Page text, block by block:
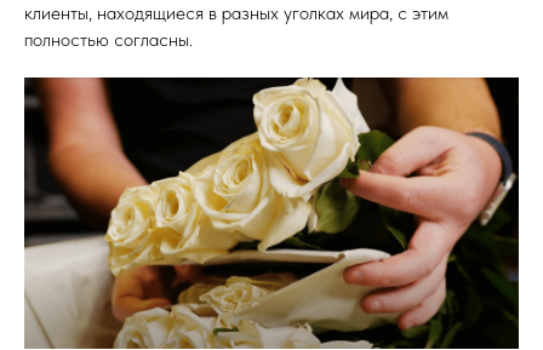
клиенты, находящиеся в разных уголках мира, с этим
полностью согласны.